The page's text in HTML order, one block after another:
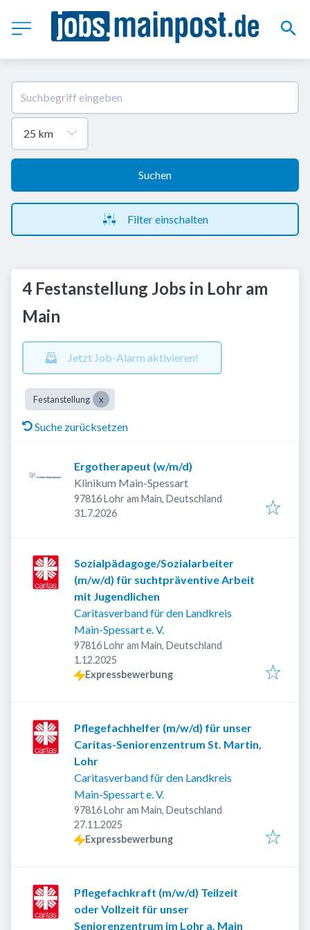
Suchen
Filter einschalten
4 Festanstellung Jobs in Lohr am
Main
Jetzt Job-Alarm aktivieren!
Festanstellung
Suche zurücksetzen
Ergotherapeut (w/m/d)
Klinikum Main-Spessart
97816 Lohr am Main, Deutschland
Veröffentlicht
31.7.2026
Sozialpädagoge/Sozialarbeiter
(m/w/d) für suchtpräventive Arbeit
mit Jugendlichen
Caritasverband für den Landkreis
Main-Spessart e. V.
97816 Lohr am Main, Deutschland
Veröffentlicht
1.12.2025
Expressbewerbung
Pflegefachhelfer (m/w/d) für unser
Caritas-Seniorenzentrum St. Martin,
Lohr
Caritasverband für den Landkreis
Main-Spessart e. V.
97816 Lohr am Main, Deutschland
Veröffentlicht
27.11.2025
Expressbewerbung
Pflegefachkraft (m/w/d) Teilzeit
oder Vollzeit für unser
Seniorenzentrum im Lohr a. Main